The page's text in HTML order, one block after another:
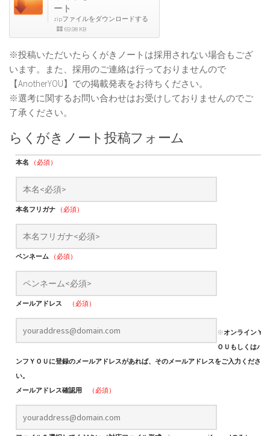
ート
zipファイルをダウンロードする
69.98 KB
※投稿いただいたらくがきノートは採用されない場合もござ
います。また、採用のご連絡は行っておりませんので
【AnotherYOU】での掲載発表をお待ちください。
※選考に関するお問い合わせはお受けしておりませんのでご
了承ください。
らくがきノート投稿フォーム
本名 （必須）
本名フリガナ （必須）
ペンネーム （必須）
メールアドレス （必須）
※オンラインＹ
ＯＵもしくはパ
ンフＹＯＵに登録のメールアドレスがあれば、そのメールアドレスをご入力くださ
い。
メールアドレス確認用
（必須）